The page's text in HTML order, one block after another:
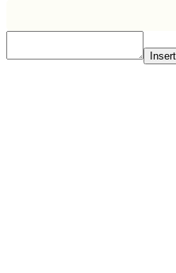
Insert